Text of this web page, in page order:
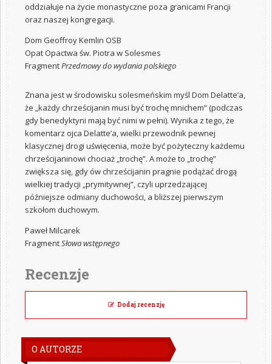
oddziałuje na życie monastyczne poza granicami Francji
oraz naszej kongregacji.
Dom Geoffroy Kemlin OSB
Opat Opactwa św. Piotra w Solesmes
FragmentPrzedmowy do wydania polskiego
Znana jest w środowisku solesmeńskim myśl Dom Delatte’a,
że „każdy chrześcijanin musi być trochę mnichem” (podczas
gdy benedyktyni mają być nimi w pełni). Wynika z tego, że
komentarz ojca Delatte’a, wielki przewodnik pewnej
klasycznej drogi uświęcenia, może być pożyteczny każdemu
chrześcijaninowi chociaż „trochę”. A może to „trochę”
zwiększa się, gdy ów chrześcijanin pragnie podążać drogą
wielkiej tradycji „prymitywnej”, czyli uprzedzającej
późniejsze odmiany duchowości, a bliższej pierwszym
szkołom duchowym.
Paweł Milcarek
FragmentSłowa wstępnego
Recenzje
Dodaj recenzję
O AUTORZE